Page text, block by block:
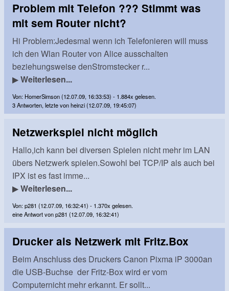
Problem mit Telefon ??? Stimmt was
mit sem Router nicht?
Hi Problem:Jedesmal wenn ich Telefonieren will muss
ich den Wlan Router von Alice ausschalten
beziehungsweise denStromstecker r...
▶Weiterlesen...
Von: HomerSimson (12.07.09, 16:33:53) - 1.884x gelesen.
3 Antworten, letzte von heinzi (12.07.09, 19:45:07)
Netzwerkspiel nicht möglich
Hallo,ich kann bei diversen Spielen nicht mehr im LAN
übers Netzwerk spielen.Sowohl bei TCP/IP als auch bei
IPX ist es fast imme...
▶Weiterlesen...
Von: p281 (12.07.09, 16:32:41) - 1.370x gelesen.
eine Antwort von p281 (12.07.09, 16:32:41)
Drucker als Netzwerk mit Fritz.Box
Beim Anschluss des Druckers Canon Pixma iP 3000an
die USB-Buchse der Fritz-Box wird er vom
Computernicht mehr erkannt. Er sollt...